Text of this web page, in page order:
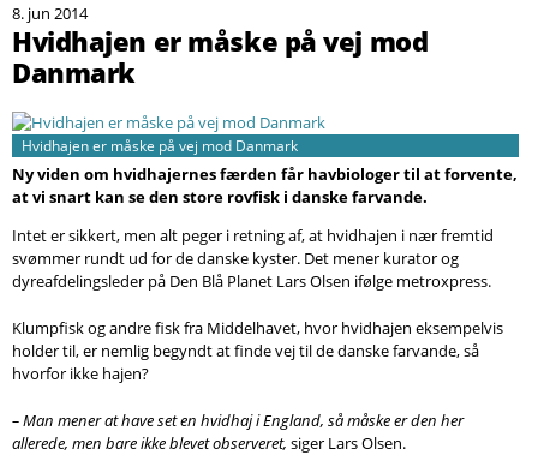
Magasinet
Nyheder
Artikler
DYK Guiden
Om DYK
8. jun 2014
Hvidhajen er måske på vej mod
Danmark
Hvidhajen er måske på vej mod Danmark
Ny viden om hvidhajernes færden får havbiologer til at forvente,
at vi snart kan se den store rovfisk i danske farvande.
Intet er sikkert, men alt peger i retning af, at hvidhajen i nær fremtid
svømmer rundt ud for de danske kyster. Det mener kurator og
dyreafdelingsleder på Den Blå Planet Lars Olsen ifølge metroxpress.
Klumpfisk og andre fisk fra Middelhavet, hvor hvidhajen eksempelvis
holder til, er nemlig begyndt at finde vej til de danske farvande, så
hvorfor ikke hajen?
– Man mener at have set en hvidhaj i England, så måske er den her
allerede, men bare ikke blevet observeret, siger Lars Olsen.